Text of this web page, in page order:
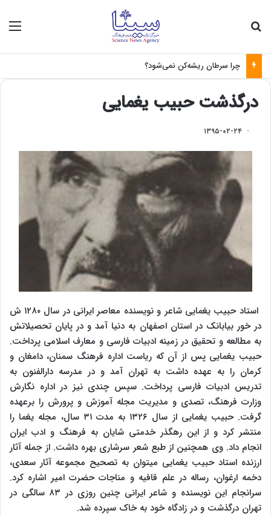
چرا سرطان ریشه‌کن نمی‌شود؟
درگذشت حبیب یغمایی
۱۳۹۵-۰۲-۲۴
استاد حبیب یغمایی شاعر و نویسنده معاصر ایرانی در سال ۱۲۸۰ ش
در خور بیابانک در استان اصفهان به دنیا آمد و در پایان تحصیلاتش
به مطالعه و تحقیق در زمینه ادبیات فارسی و معارف اسلامی پرداخت.
حبیب یغمایی پس از آن که ریاست اداره فرهنگ سمنان، دامغان و
کرمان را به عهده داشت به تهران آمد و در مدرسه دارالفنون به
تدریس ادبیات فارسی پرداخت. سپس چندی نیز در اداره نگارش
وزارت فرهنگ، تصدی و مدیریت مجله آموزش و پرورش را برعهده
گرفت. حبیب یغمایی از سال ۱۳۲۶ به مدت ۳۱ سال، مجله یغما را
منتشر کرد و از این رهگذر خدمتی شایان به فرهنگ و ادب ایران
انجام داد. وی همچنین از طبع شعر سرشاری بهره داشت. از جمله آثار
ارزنده استاد حبیب یغمایی می‏توان به تصحیح مجموعه آثار سعدی،
دخمه ارغوان، رساله در علم قافیه و مناجات حضرت امیر اشاره کرد.
سرانجام این نویسنده و شاعر ایرانی چنین روزی در ۸۳ سالگی در
تهران درگذشت و در زادگاه خود به خاک سپرده شد.